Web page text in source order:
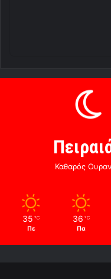
Καθαρός
35 ℃
Πε
36 ℃
Πα